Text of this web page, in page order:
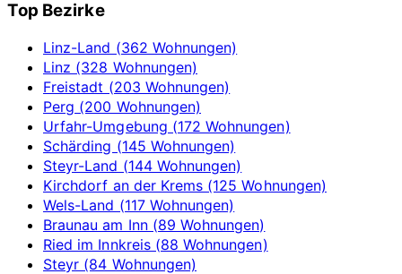
Top Bezirke
Linz-Land (362 Wohnungen)
Linz (328 Wohnungen)
Freistadt (203 Wohnungen)
Perg (200 Wohnungen)
Urfahr-Umgebung (172 Wohnungen)
Schärding (145 Wohnungen)
Steyr-Land (144 Wohnungen)
Kirchdorf an der Krems (125 Wohnungen)
Wels-Land (117 Wohnungen)
Braunau am Inn (89 Wohnungen)
Ried im Innkreis (88 Wohnungen)
Steyr (84 Wohnungen)